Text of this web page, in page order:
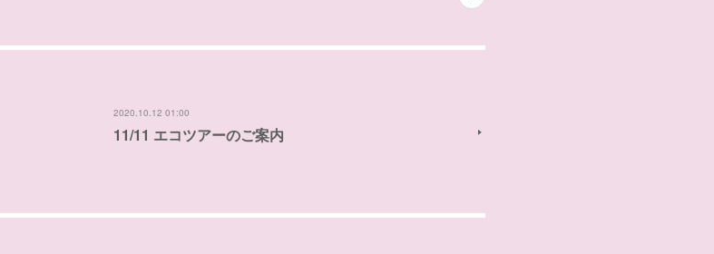
2020.10.12 01:00
11/11 エコツアーのご案内